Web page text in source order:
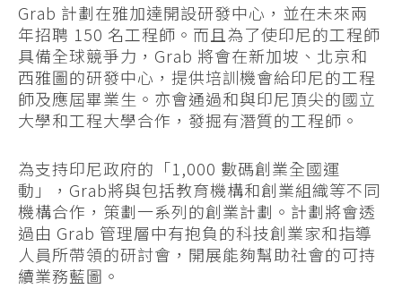
Grab 計劃在雅加達開設研發中心，並在未來兩
年招聘 150 名工程師。而且為了使印尼的工程師
具備全球競爭力，Grab 將會在新加坡、北京和
西雅圖的研發中心，提供培訓機會給印尼的工程
師及應屆畢業生。亦會通過和與印尼頂尖的國立
大學和工程大學合作，發掘有潛質的工程師。
為支持印尼政府的「1,000 數碼創業全國運
動」，Grab將與包括教育機構和創業組織等不同
機構合作，策劃一系列的創業計劃。計劃將會透
過由 Grab 管理層中有抱負的科技創業家和指導
人員所帶領的研討會，開展能夠幫助社會的可持
續業務藍圖。